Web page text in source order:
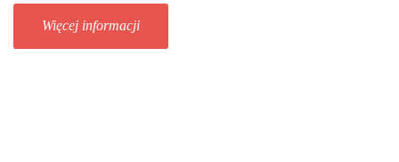
Więcej informacji